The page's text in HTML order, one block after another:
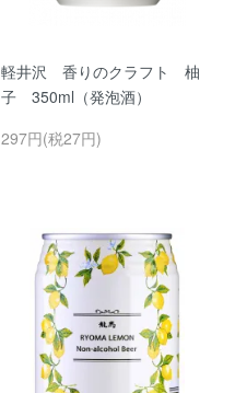
軽井沢 香りのクラフト 柚
子 350ml（発泡酒）
297円(税27円)